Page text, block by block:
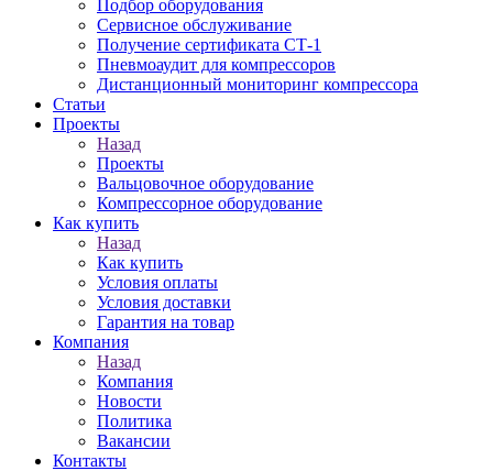
Подбор оборудования
Сервисное обслуживание
Получение сертификата СТ-1
Пневмоаудит для компрессоров
Дистанционный мониторинг компрессора
Статьи
Проекты
Назад
Проекты
Вальцовочное оборудование
Компрессорное оборудование
Как купить
Назад
Как купить
Условия оплаты
Условия доставки
Гарантия на товар
Компания
Назад
Компания
Новости
Политика
Вакансии
Контакты